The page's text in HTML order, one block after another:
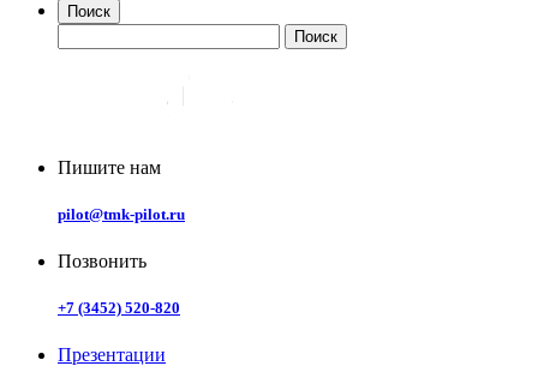
Поиск
Пишите нам
pilot@tmk-pilot.ru
Позвонить
+7 (3452) 520-820
Презентации